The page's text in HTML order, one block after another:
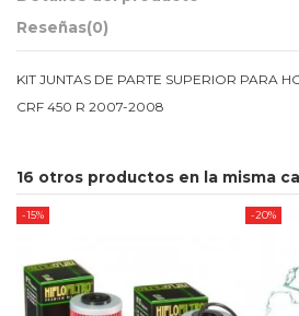
Reseñas(0)
KIT JUNTAS DE PARTE SUPERIOR PARA
CRF 450 R 2007-2008
16 otros productos en la misma
-15% -20%